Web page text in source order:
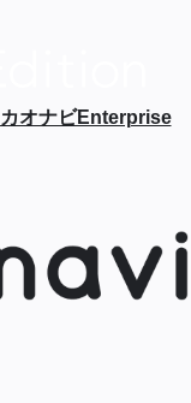
カオナビEnterprise